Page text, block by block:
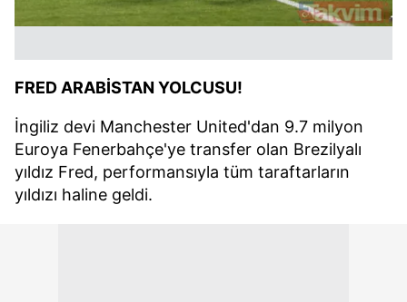
FRED ARABİSTAN YOLCUSU!
İngiliz devi Manchester United'dan 9.7 milyon
Euroya Fenerbahçe'ye transfer olan Brezilyalı
yıldız Fred, performansıyla tüm taraftarların
yıldızı haline geldi.